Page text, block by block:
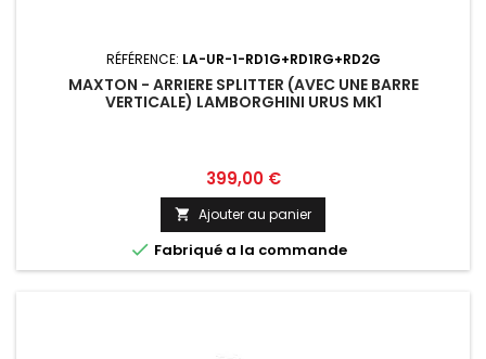
RÉFÉRENCE: LA-UR-1-RD1G+RD1RG+RD2G
MAXTON - ARRIERE SPLITTER (AVEC UNE BARRE
VERTICALE) LAMBORGHINI URUS MK1
Prix
399,00 €
 Ajouter au panier
 Fabriqué a la commande